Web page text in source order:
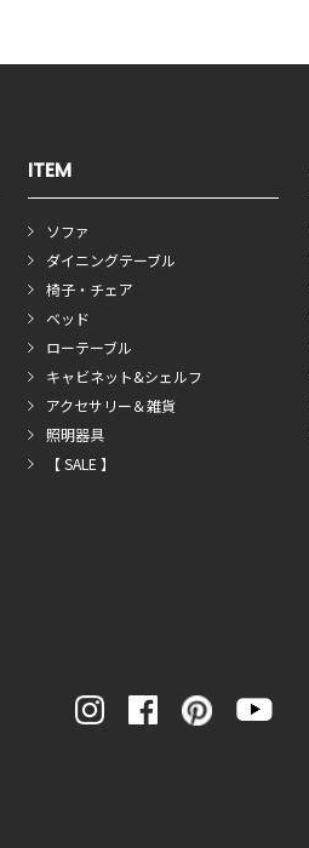
ITEM
ソファ
ダイニングテーブル
椅子・チェア
ベッド
ローテーブル
キャビネット&シェルフ
アクセサリー＆雑貨
照明器具
【 SALE 】